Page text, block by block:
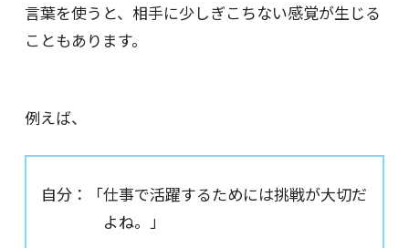
言葉を使うと、相手に少しぎこちない感覚が生じる
こともあります。
例えば、
自分：「仕事で活躍するためには挑戦が大切だ
よね。」